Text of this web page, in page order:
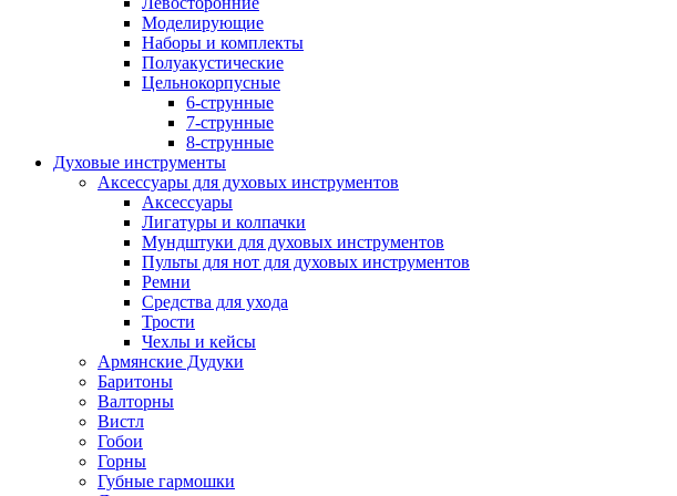
Моделирующие
Наборы и комплекты
Полуакустические
Цельнокорпусные
6-струнные
7-струнные
8-струнные
Духовые инструменты
Аксессуары для духовых инструментов
Аксессуары
Лигатуры и колпачки
Мундштуки для духовых инструментов
Пульты для нот для духовых инструментов
Ремни
Средства для ухода
Трости
Чехлы и кейсы
Армянские Дудуки
Баритоны
Валторны
Вистл
Гобои
Горны
Губные гармошки